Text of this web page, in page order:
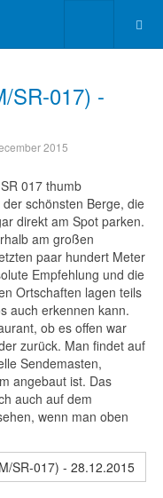
SR-017) -
2015
schönsten Berge, die
direkt am Spot parken.
am großen
paar hundert Meter
Empfehlung und die
Ortschaften lagen teils
auch erkennen kann.
ob es offen war
zurück. Man findet auf
Sendemasten,
angebaut ist. Das
auch auf dem
wenn man oben
SR-017) - 28.12.2015